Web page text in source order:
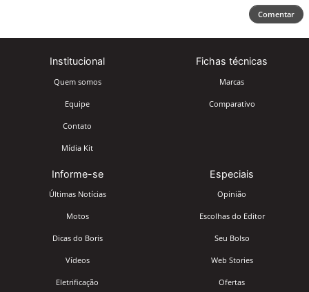
Comentar
Institucional
Quem somos
Equipe
Contato
Mídia Kit
Fichas técnicas
Marcas
Comparativo
Informe-se
Últimas Notícias
Motos
Dicas do Boris
Vídeos
Eletrificação
Especiais
Opinião
Escolhas do Editor
Seu Bolso
Web Stories
Ofertas